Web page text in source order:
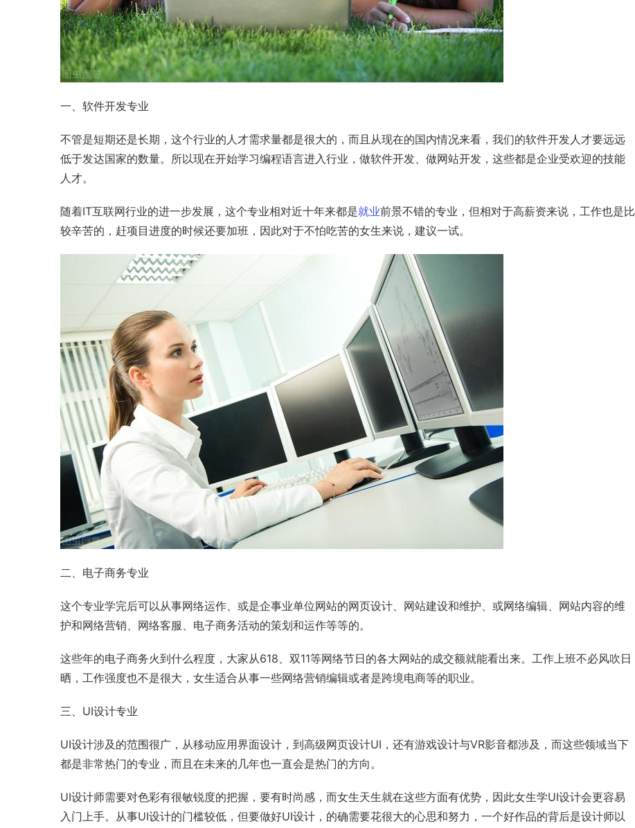
一、 软件开发专业
不管是短期还是长期，这个行业的人才需求量都是很大的，而且从现在的国内情况来看，我们的软件开发人才要远远
低于发达国家的数量。所以现在开始学习编程语言进入行业，做软件开发、做网站开发，这些都是企业受欢迎的技能
人才。
随着IT互联网行业的进一步发展，这个专业相对近十年来都是就业前景不错的专业，但相对于高薪资来说，工作也是比
较辛苦的，赶项目进度的时候还要加班，因此对于不怕吃苦的女生来说，建议一试。
二、电子商务专业
这个专业学完后可以从事网络运作、或是企事业单位网站的网页设计、网站建设和维护、或网络编辑、网站内容的维
护和网络营销、网络客服、电子商务活动的策划和运作等等的。
这些年的电子商务火到什么程度，大家从618、双11等网络节日的各大网站的成交额就能看出来。工作上班不必风吹日
晒，工作强度也不是很大，女生适合从事一些网络营销编辑或者是跨境电商等的职业。
三、 UI设计专业
UI设计涉及的范围很广，从移动应用界面设计 ，到高级网页设计UI，还有游戏设计与VR影音都涉及，而这些领域当下
都是非常热门的专业，而且在未来的几年也一直会是热门的方向。
UI设计师需要对色彩有很敏锐度的把握，要有时尚感，而女生天生就在这些方面有优势，因此女生学UI设计会更容易
入门上手。从事UI设计的门槛较低，但要做好UI设计，的确需要花很大的心思和努力，一个好作品的背后是设计师以